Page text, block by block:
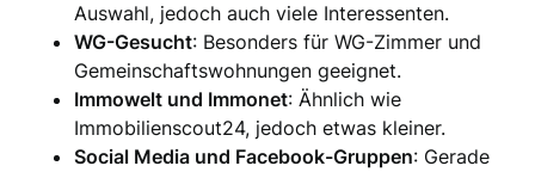
Auswahl, jedoch auch viele Interessenten.
WG-Gesucht: Besonders für WG-Zimmer und
Gemeinschaftswohnungen geeignet.
Immowelt und Immonet: Ähnlich wie
Immobilienscout24, jedoch etwas kleiner.
Social Media und Facebook-Gruppen: Gerade